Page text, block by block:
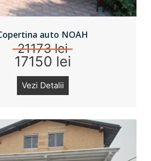
auto NOAH
21173 lei
17150 lei
Vezi Detalii